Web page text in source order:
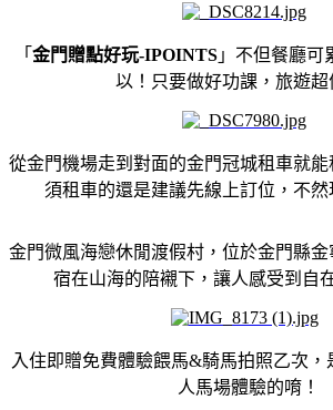
「 金門贈點好玩-IPOINTS」不但餐廳可
以！只要做好功課，旅遊超
從金門機場走到對面的金門冠城租車就
須租車的還是建議先線上訂位，不然
金門微風海戀休閒渡假村，位於金門縣
宿在山海的陪襯下，讓人感受到自
入住即贈免費體驗餵馬&騎馬拍照乙次，
人馬場體驗的唷！